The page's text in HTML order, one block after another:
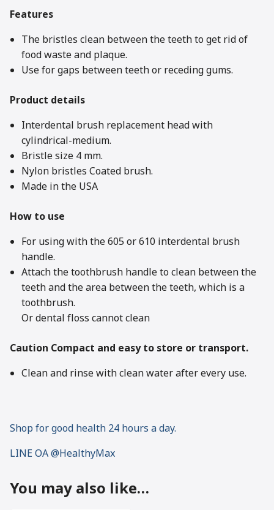
Features
The bristles clean between the teeth to get rid of
food waste and plaque.
Use for gaps between teeth or receding gums.
Product details
Interdental brush replacement head with
cylindrical-medium.
Bristle size 4 mm.
Nylon bristles Coated brush.
Made in the USA
How to use
For using with the 605 or 610 interdental brush
handle.
Attach the toothbrush handle to clean between the
teeth and the area between the teeth, which is a
toothbrush.
Or dental floss cannot clean
Caution Compact and easy to store or transport.
Clean and rinse with clean water after every use.
Shop for good health 24 hours a day.
LINE OA @HealthyMax
You may also like…